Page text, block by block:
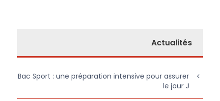
Actualités
Bac Sport : une préparation intensive pour assurer
le jour J